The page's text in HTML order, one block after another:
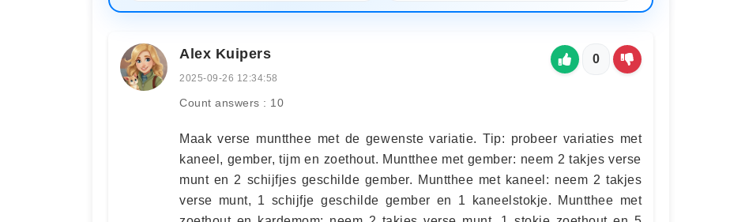
Alex Kuipers
2025-09-26 12:34:58
Count answers : 10
0
Maak verse muntthee met de gewenste variatie. Tip: probeer variaties met
kaneel, gember, tijm en zoethout. Muntthee met gember: neem 2 takjes verse
munt en 2 schijfjes geschilde gember. Muntthee met kaneel: neem 2 takjes
verse munt, 1 schijfje geschilde gember en 1 kaneelstokje. Muntthee met